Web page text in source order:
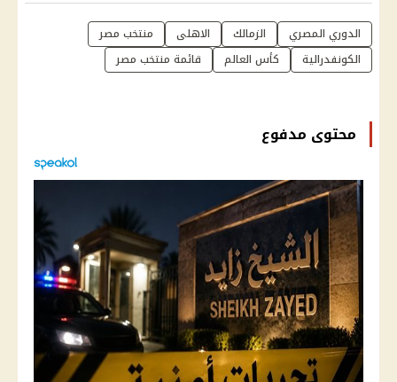
الدوري المصري الزمالك الاهلى
منتخب مصر
الكونفدرالية
كأس العالم قائمة منتخب مصر
محتوى مدفوع